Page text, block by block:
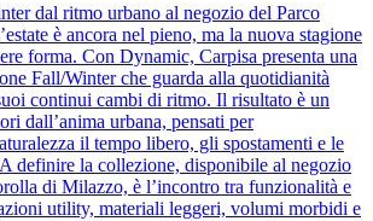
dal ritmo urbano al negozio del Parco
è ancora nel pieno, ma la nuova stagione
forma. Con Dynamic, Carpisa presenta una
Fall/Winter che guarda alla quotidianità
continui cambi di ritmo. Il risultato è un
dall’anima urbana, pensati per
il tempo libero, gli spostamenti e le
definire la collezione, disponibile al negozio
di Milazzo, è l’incontro tra funzionalità e
utility, materiali leggeri, volumi morbidi e